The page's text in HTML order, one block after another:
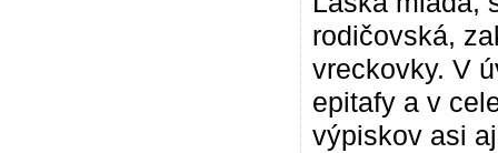
rodičovská,
vreckovky. V
epitafy a v
výpiskov asi